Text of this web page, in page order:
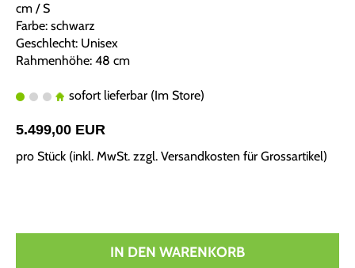
cm / S
Farbe: schwarz
Geschlecht: Unisex
Rahmenhöhe: 48 cm
sofort lieferbar (Im Store)
5.499,00 EUR
pro Stück (inkl. MwSt. zzgl. Versandkosten für Grossartikel)
IN DEN WARENKORB